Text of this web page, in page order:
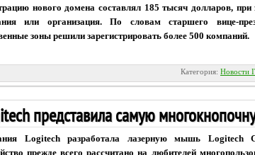
нового домена составлял 185 тысяч долларов,
или организация. По словам старшего вице-
зоны решили зарегистрировать более 500 компаний.
Категория: Новости
представила самую
Logitech разработала лазерную мышь Logitech
прежде всего рассчитано на любителей